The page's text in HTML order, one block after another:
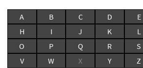
A B C D E
H
I J K L
O
P Q R S
V
W X Y Z